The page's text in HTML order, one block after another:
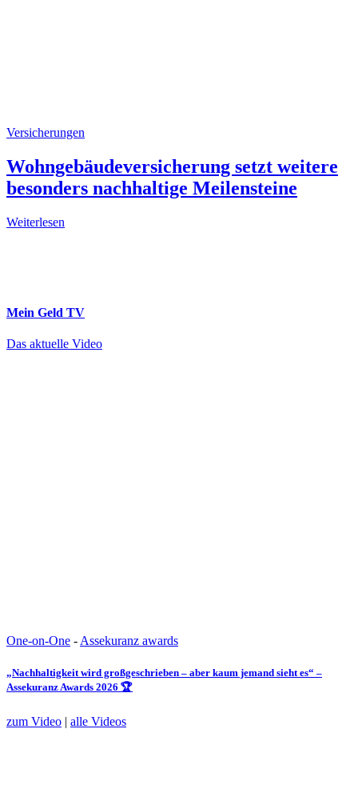
Versicherungen
Wohngebäudeversicherung setzt weitere
besonders nachhaltige Meilensteine
Weiterlesen
Mein Geld TV
Das aktuelle Video
One-on-One - Assekuranz awards
„Nachhaltigkeit wird großgeschrieben – aber kaum jemand sieht es“ –
Assekuranz Awards 2026 🏆
zum Video | alle Videos